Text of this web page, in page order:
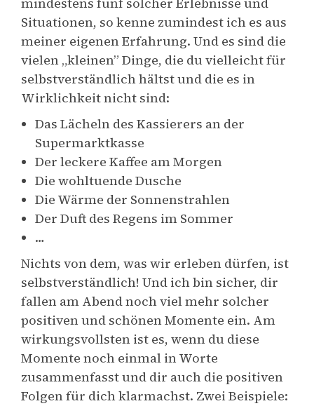
Situationen, so kenne zumindest ich es aus
meiner eigenen Erfahrung. Und es sind die
vielen „kleinen” Dinge, die du vielleicht für
selbstverständlich hältst und die es in
Wirklichkeit nicht sind:
Das Lächeln des Kassierers an der
Supermarktkasse
Der leckere Kaffee am Morgen
Die wohltuende Dusche
Die Wärme der Sonnenstrahlen
Der Duft des Regens im Sommer
…
Nichts von dem, was wir erleben dürfen, ist
selbstverständlich! Und ich bin sicher, dir
fallen am Abend noch viel mehr solcher
positiven und schönen Momente ein. Am
wirkungsvollsten ist es, wenn du diese
Momente noch einmal in Worte
zusammenfasst und dir auch die positiven
Folgen für dich klarmachst. Zwei Beispiele: